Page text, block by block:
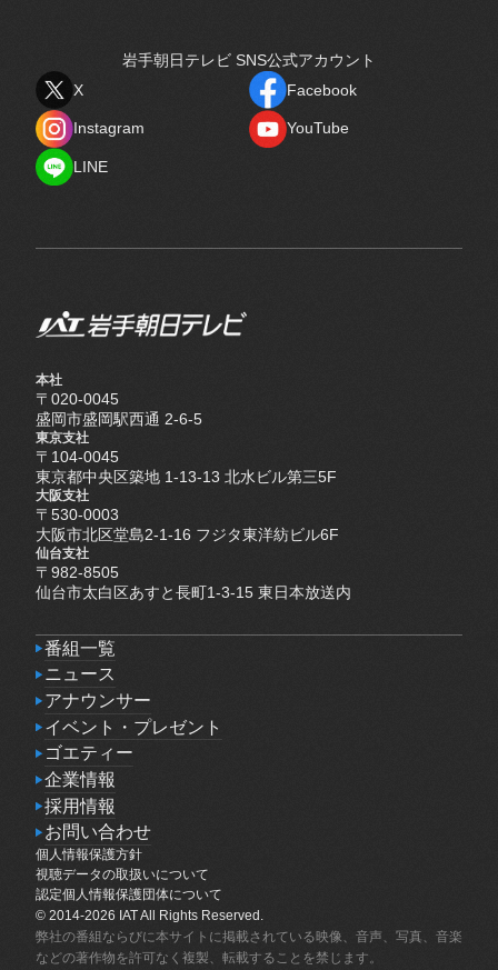
岩手朝日テレビ SNS公式アカウント
X
Facebook
Instagram
YouTube
LINE
本社
〒020-0045
盛岡市盛岡駅西通 2-6-5
東京支社
〒104-0045
東京都中央区築地 1-13-13 北水ビル第三5F
大阪支社
〒530-0003
大阪市北区堂島2-1-16 フジタ東洋紡ビル6F
仙台支社
〒982-8505
仙台市太白区あすと長町1-3-15 東日本放送内
番組一覧
番組一覧
ニュース
ニュース
アナウンサー
アナウンサー
イベント・プレゼント
イベント・プレゼント
ゴエティー
ゴエティー
企業情報
企業情報
採用情報
採用情報
お問い合わせ
お問い合わせ
個人情報保護方針
個人情報保護方針
視聴データの取扱いについて
視聴データの取扱いについて
認定個人情報保護団体について
認定個人情報保護団体について
© 2014-2026 IAT All Rights Reserved.
弊社の番組ならびに本サイトに掲載されている映像、音声、写真、音楽
などの著作物を許可なく複製、転載することを禁じます。